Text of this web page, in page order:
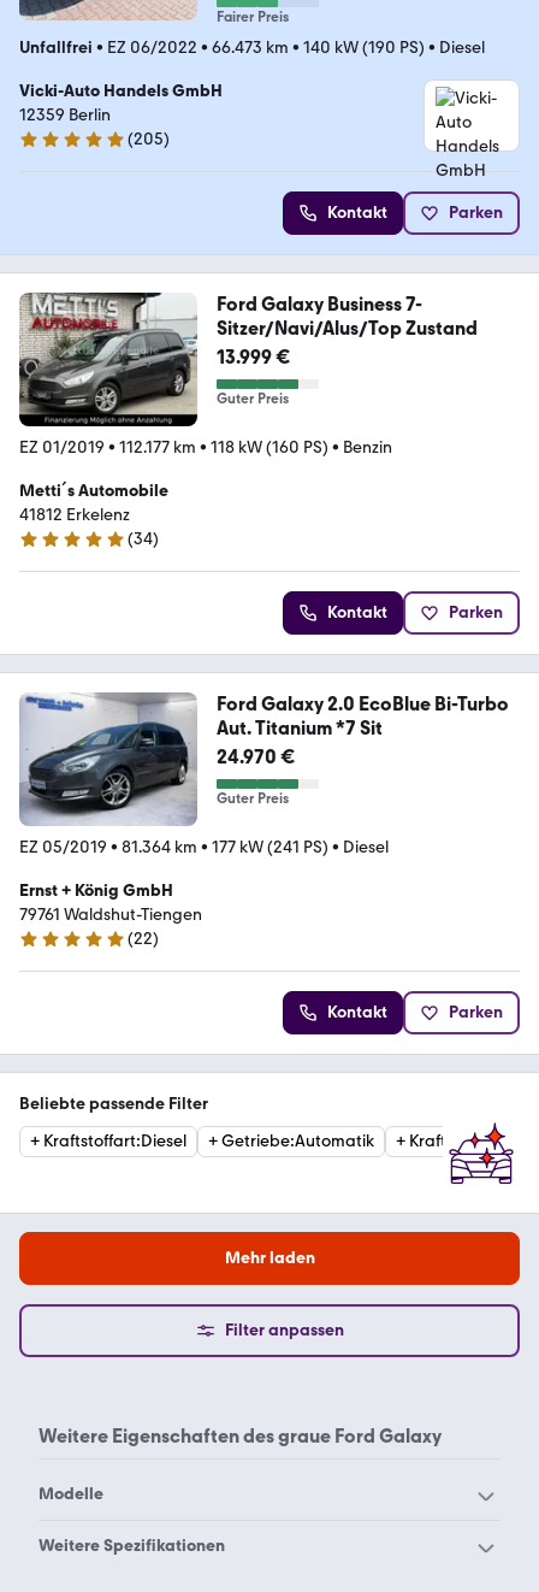
Fairer Preis
Unfallfrei • EZ 06/2022 • 66.473 km • 140 kW (190 PS) • Diesel
Vicki-Auto Handels GmbH
12359 Berlin
4.9 Sterne
(205)
Kontakt Parken
Ford Galaxy Business 7-
Sitzer/Navi/Alus/Top Zustand
13.999 €
Guter Preis
EZ 01/2019 • 112.177 km • 118 kW (160 PS) • Benzin
Metti´s Automobile
41812 Erkelenz
5 Sterne
(34)
Kontakt Parken
Ford Galaxy 2.0 EcoBlue Bi-Turbo
Aut. Titanium *7 Sit
24.970 €
Guter Preis
EZ 05/2019 • 81.364 km • 177 kW (241 PS) • Diesel
Ernst + König GmbH
79761 Waldshut-Tiengen
5 Sterne
(22)
Kontakt Parken
Beliebte passende Filter
+ Kraftstoffart:Diesel +Getriebe:Automatik + Kraftstoffart:
Mehr laden
Filter anpassen
Weitere Eigenschaften desgraue Ford Galaxy
Modelle
Ford Aerostar
Weitere Spezifikationen